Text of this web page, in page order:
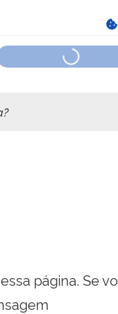
página. Se